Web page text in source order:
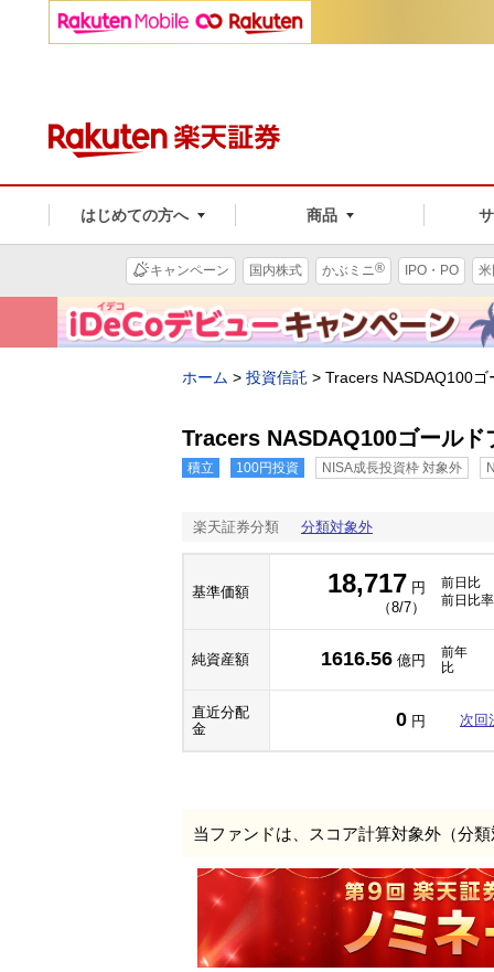
はじめての方へ 商品
キャンペーン 国内株式 かぶミニ® IPO・PO
ホーム > 投資信託 > Tracers NASDAQ100ゴ
Tracers NASDAQ100ゴールド
積立 100円投資 NISA成長投資枠 対象外
楽天証券分類 分類対象外
基準価額 18,717 円
（8/7）
前日比
前日比率
純資産額 1616.56 億円
前年
比
直近分配
金
0 円 次回
当ファンドは、スコア計算対象外（分